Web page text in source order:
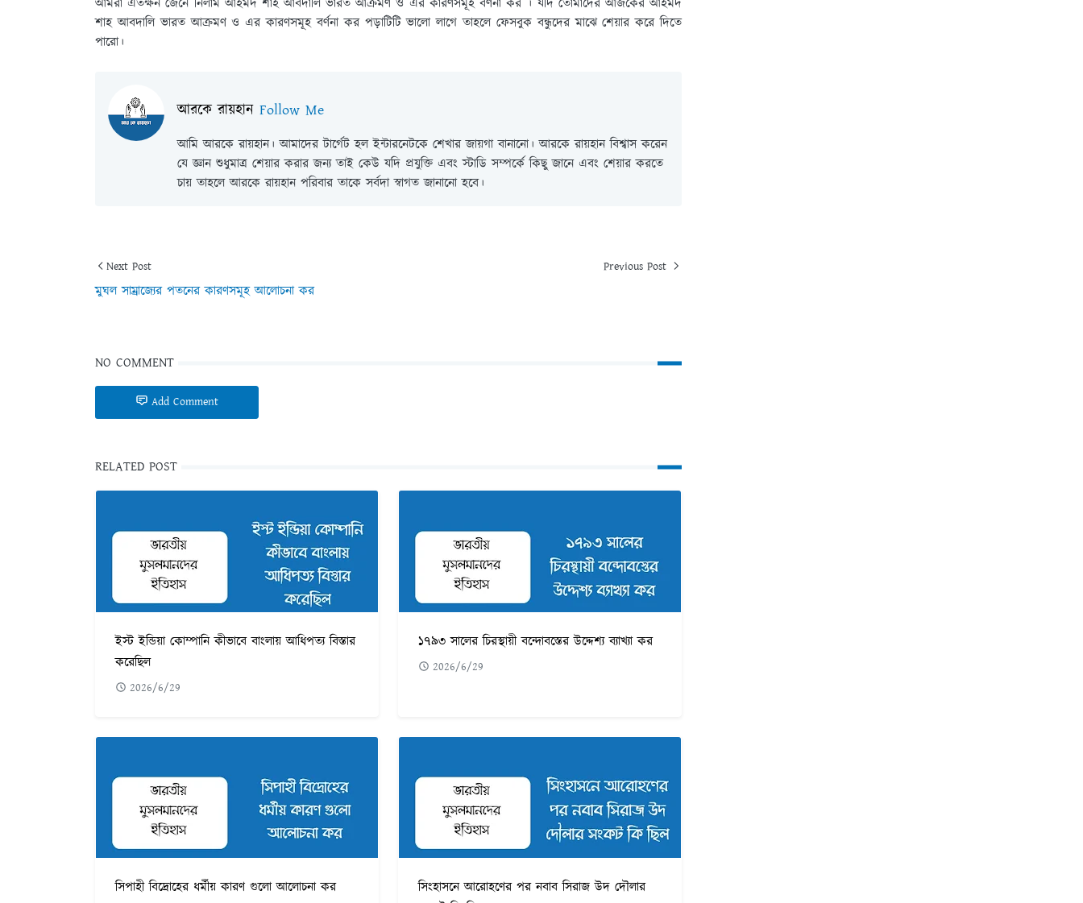
শাহ আবদালি ভারত আক্রমণ ও এর কারণসমূহ বর্ণনা কর পড়াটিটি ভালো লাগে তাহলে ফেসবুক বন্ধুদের মাঝে শেয়ার করে দিতে
পারো।
আরকে রায়হান Follow Me
আমি আরকে রায়হান। আমাদের টার্গেট হল ইন্টারনেটকে শেখার জায়গা বানানো। আরকে রায়হান বিশ্বাস করেন
যে জ্ঞান শুধুমাত্র শেয়ার করার জন্য তাই কেউ যদি প্রযুক্তি এবং স্টাডি সম্পর্কে কিছু জানে এবং শেয়ার করতে
চায় তাহলে আরকে রায়হান পরিবার তাকে সর্বদা স্বাগত জানানো হবে।
Next Post
মুঘল সাম্রাজ্যের পতনের কারণসমূহ আলোচনা কর
Previous Post
NO COMMENT
Add Comment
RELATED POST
ইস্ট ইন্ডিয়া কোম্পানি কীভাবে বাংলায় আধিপত্য বিস্তার
করেছিল
2026/6/29
১৭৯৩ সালের চিরস্থায়ী বন্দোবস্তের উদ্দেশ্য ব্যাখ্যা কর
2026/6/29
সিপাহী বিদ্রোহের ধর্মীয় কারণ গুলো আলোচনা কর
সিংহাসনে আরোহণের পর নবাব সিরাজ উদ দৌলার